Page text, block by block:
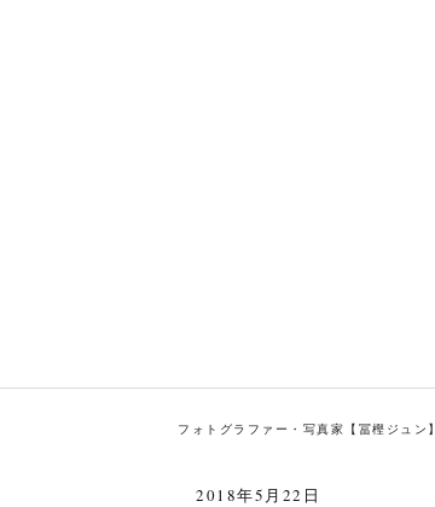
フォトグラファー・写真家【冨樫ジュン】
2018年5月22日